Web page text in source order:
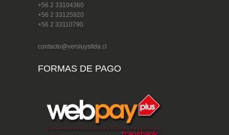
+56 2 33104360
+56 2 33125920
+56 2 33110790
contacto@versluysltda.cl
FORMAS DE PAGO